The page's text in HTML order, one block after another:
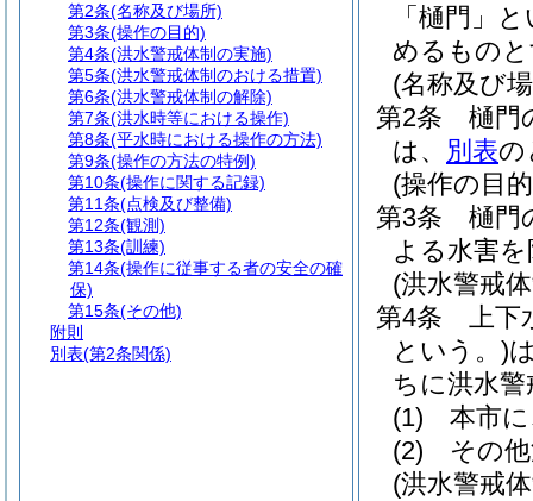
「樋門」
めるもの
(名称及び
第2条
樋門
は、 別表の
(操作の目
第3条
樋門
よる水害
(洪水警戒
第4条
上下
という。)
ちに洪水
(1)
本市
(2)
その
(洪水警戒
第2条(名称及び場所)
第3条(操作の目的)
第4条(洪水警戒体制の実施)
第5条(洪水警戒体制のおける措置)
第6条(洪水警戒体制の解除)
第7条(洪水時等における操作)
第8条(平水時における操作の方法)
第9条(操作の方法の特例)
第10条(操作に関する記録)
第11条(点検及び整備)
第12条(観測)
第13条(訓練)
第14条(操作に従事する者の安全の確
保)
第15条(その他)
附則
別表(第2条関係)